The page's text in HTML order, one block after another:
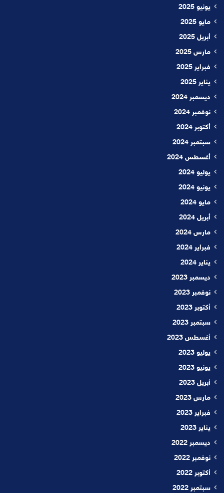
يونيو 2025
مايو 2025
أبريل 2025
مارس 2025
فبراير 2025
يناير 2025
ديسمبر 2024
نوفمبر 2024
أكتوبر 2024
سبتمبر 2024
أغسطس 2024
يوليو 2024
يونيو 2024
مايو 2024
أبريل 2024
مارس 2024
فبراير 2024
يناير 2024
ديسمبر 2023
نوفمبر 2023
أكتوبر 2023
سبتمبر 2023
أغسطس 2023
يوليو 2023
يونيو 2023
أبريل 2023
مارس 2023
فبراير 2023
يناير 2023
ديسمبر 2022
نوفمبر 2022
أكتوبر 2022
سبتمبر 2022